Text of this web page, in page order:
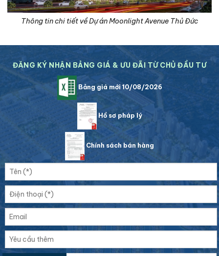
Thông tin chi tiết về Dự án Moonlight Avenue Thủ Đức
ĐĂNG KÝ NHẬN BẢNG GIÁ & ƯU ĐÃI TỪ CHỦ ĐẦU TƯ
Bảng giá mới 10/08/2026
Hồ sơ pháp lý
Chính sách bán hàng